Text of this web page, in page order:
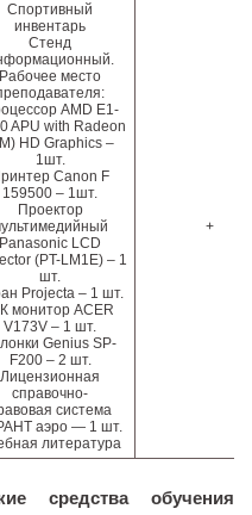
Спортивный
инвентарь
Стенд
Рабочее место
AMD E1-
APU with Radeon
HD Graphics –
1шт.
Canon F
159500 – 1шт.
Проектор
Panasonic LCD
(PT-LM1E) – 1
шт.
Projecta – 1 шт.
монитор ACER
V173V – 1 шт.
Genius SP-
F200 – 2 шт.
Лицензионная
справочно-
система
аэро — 1 шт.
литература
+
средства обучения